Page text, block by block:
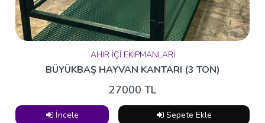
AHIR İÇİ EKİPMANLARI
BÜYÜKBAŞ HAYVAN KANTARI (3 TON)
27000 TL
İncele Sepete Ekle